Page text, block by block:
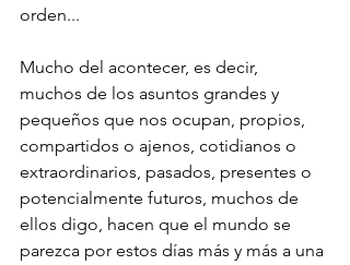
orden...
Mucho del acontecer, es decir,
muchos de los asuntos grandes y
pequeños que nos ocupan, propios,
compartidos o ajenos, cotidianos o
extraordinarios, pasados, presentes o
potencialmente futuros, muchos de
ellos digo, hacen que el mundo se
parezca por estos días más y más a una